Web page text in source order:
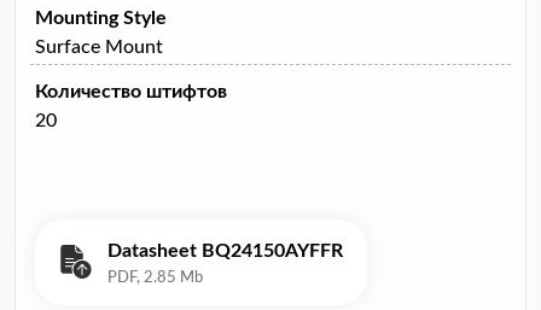
Mounting Style
Surface Mount
Количество штифтов
20
Datasheet BQ24150AYFFR